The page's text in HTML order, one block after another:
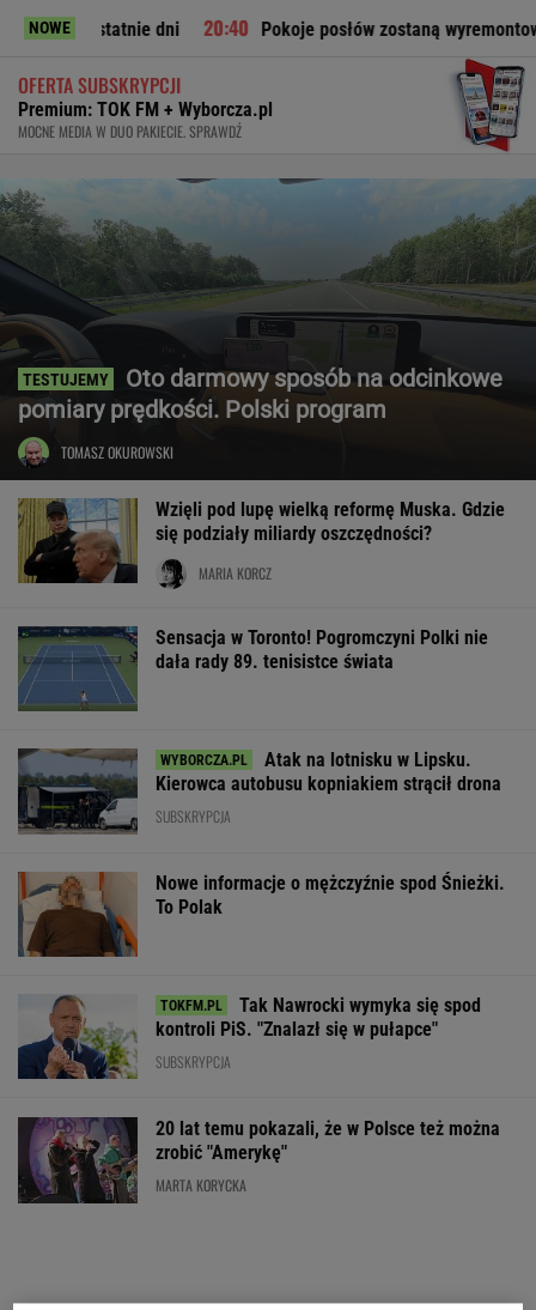
NOWE
dni Pokoje posłów zostaną wyremontowane".
OFERTA SUBSKRYPCJI
Premium: TOK FM + Wyborcza.pl
MOCNE MEDIA W DUO PAKIECIE. SPRAWDŹ
Oto darmowy sposób na odcinkowe
pomiary prędkości. Polski program
TOMASZ OKUROWSKI
Wzięli pod lupę wielką reformę Muska. Gdzie
się podziały miliardy oszczędności?
MARIA KORCZ
Sensacja w Toronto! Pogromczyni Polki nie
dała rady 89. tenisistce świata
Atak na lotnisku w Lipsku.
Kierowca autobusu kopniakiem strącił drona
SUBSKRYPCJA
Nowe informacje o mężczyźnie spod Śnieżki.
To Polak
Tak Nawrocki wymyka się spod
kontroli PiS. "Znalazł się w pułapce"
SUBSKRYPCJA
20 lat temu pokazali, że w Polsce też można
zrobić "Amerykę"
MARTA KORYCKA